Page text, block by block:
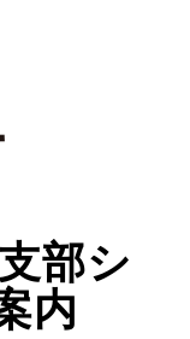
部シ
内